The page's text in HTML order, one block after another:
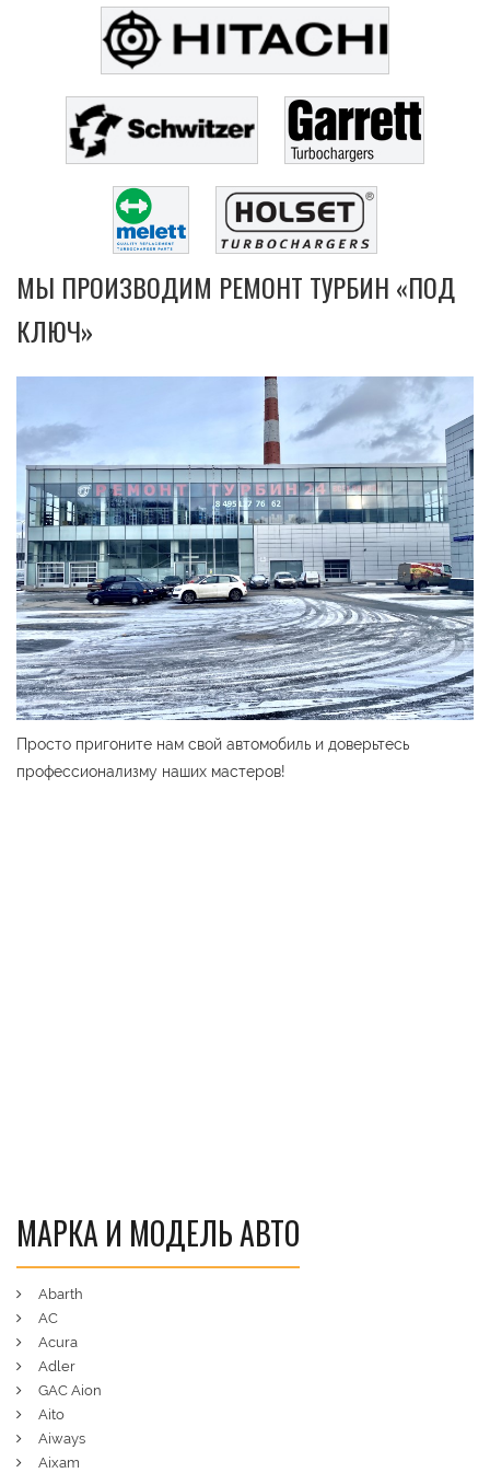
МЫ ПРОИЗВОДИМ РЕМОНТ ТУРБИН «ПОД
КЛЮЧ»
Просто пригоните нам свой автомобиль и доверьтесь
профессионализму наших мастеров!
МАРКА И МОДЕЛЬ АВТО
Abarth
AC
Acura
Adler
GAC Aion
Aito
Aiways
Aixam